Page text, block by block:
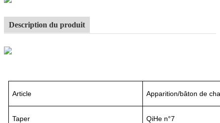
Description du produit
Article Apparition/bâton de
Taper QiHe n°7